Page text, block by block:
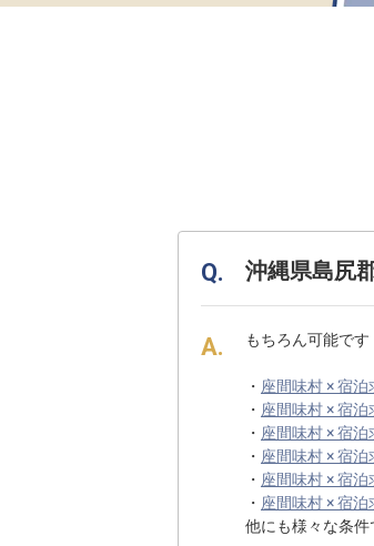
沖縄県島尻
もちろん可能です
・ 座間味村 × 宿泊
・ 座間味村 × 宿泊
・ 座間味村 × 宿泊
・ 座間味村 × 宿泊
・ 座間味村 × 宿泊
・ 座間味村 × 宿泊
他にも様々な条件